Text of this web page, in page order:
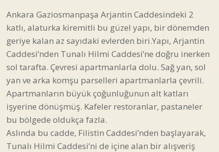
Ankara Gaziosmanpaşa Arjantin Caddesindeki 2
katlı, alaturka kiremitli bu güzel yapı, bir dönemden
geriye kalan az sayıdaki evlerden biri.Yapı, Arjantin
Caddesi’nden Tunalı Hilmi Caddesi’ne doğru inerken
sol tarafta. Çevresi apartmanlarla dolu. Sağ yan, sol
yan ve arka komşu parselleri apartmanlarla çevrili.
Apartmanların büyük çoğunluğunun alt katları
işyerine dönüşmüş. Kafeler restoranlar, pastaneler
bu bölgede oldukça fazla.
Aslında bu cadde, Filistin Caddesi’nden başlayarak,
Tunalı Hilmi Caddesi’ni de içine alan bir alışveriş